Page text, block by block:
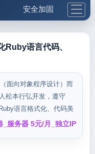
安全加固
更多工具
Ruby语言代码、
面向对象程序设计）而
松本行弘开发，遵守
语言格式化、代码美
_服务器 5元/月_独立IP